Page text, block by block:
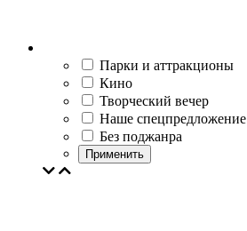
Парки и аттракционы
Кино
Творческий вечер
Наше спецпредложение
Без поджанра
Применить